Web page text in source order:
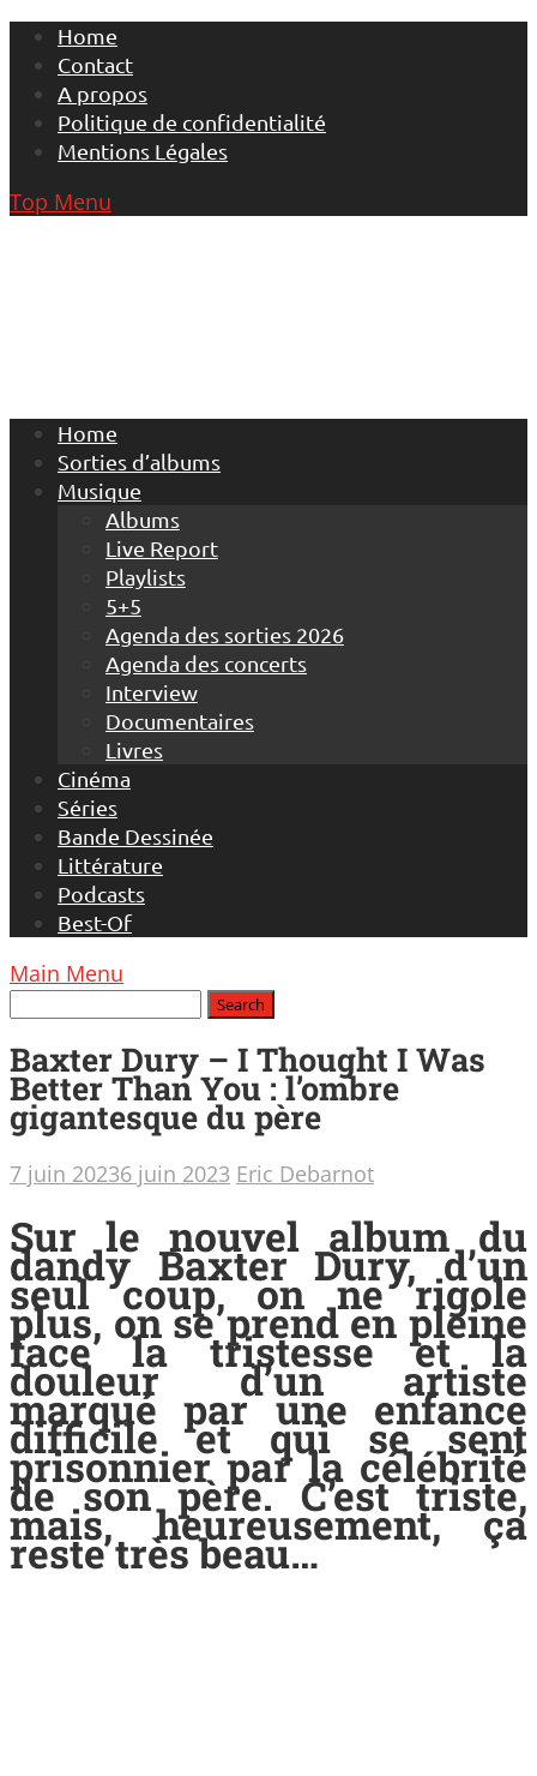
Skip
content
Home
Contact
A propos
Politique de confidentialité
Mentions Légales
Top Menu
Home
Sorties d’albums
Musique
Albums
Live Report
Playlists
5+5
Agenda des sorties 2026
Agenda des concerts
Interview
Documentaires
Livres
Cinéma
Séries
Bande Dessinée
Littérature
Podcasts
Best-Of
Main Menu
Baxter Dury – I Thought I Was
Better Than You : l’ombre
gigantesque du père
7 juin 20236 juin 2023 Eric Debarnot
Sur le nouvel album du
dandy Baxter Dury, d’un
seul coup, on ne rigole
plus, on se prend en pleine
face la tristesse et la
douleur d’un artiste
marqué par une enfance
difficile et qui se sent
prisonnier par la célébrité
de son père. C’est triste,
mais, heureusement, ça
reste très beau…